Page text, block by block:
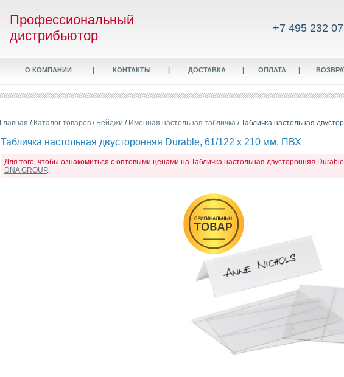
Профессиональный
дистрибьютор
+7 495 232
О КОМПАНИИ | КОНТАКТЫ | ДОСТАВКА | ОПЛАТА |
Главная / Каталог товаров / Бейджи / Именная настольная табличка / Табличка настольная
Табличка настольная двусторонняя Durable, 61/122 x 210 мм, ПВХ
Для того, чтобы ознакомиться с оптовыми ценами на Табличка настольная двусторонняя
DNA GROUP.